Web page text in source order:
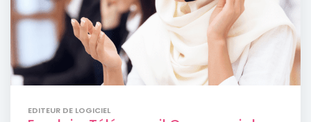
EDITEUR DE LOGICIEL